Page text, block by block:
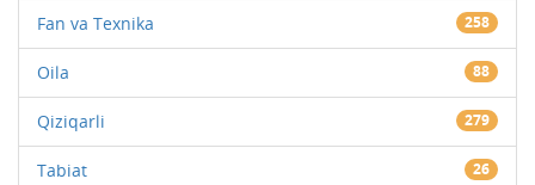
Fan va Texnika 258
Oila 88
Qiziqarli 279
Tabiat 26